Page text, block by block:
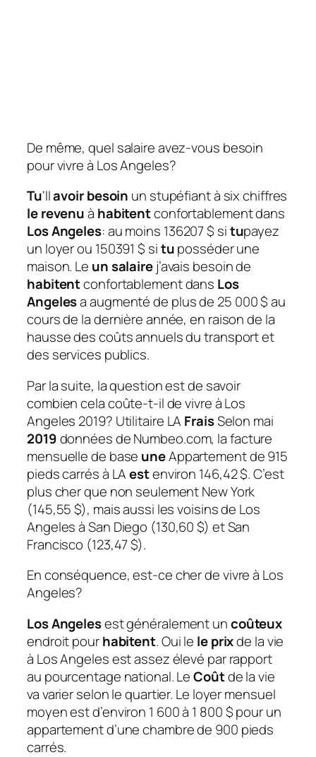
De même, quel salaire avez-vous besoin
pour vivre à Los Angeles?
Tu‘llavoir besoin un stupéfiant à six chiffres
le revenuà habitentconfortablement dans
Los Angeles: au moins 136207 $ situpayez
un loyer ou 150391 $ situposséder une
maison. Le un salairej’avais besoin de
habitentconfortablement dans Los
Angelesa augmenté de plus de 25 000 $ au
cours de la dernière année, en raison de la
hausse des coûts annuels du transport et
des services publics.
Par la suite, la question est de savoir
combien cela coûte-t-il de vivre à Los
Angeles 2019? Utilitaire LA FraisSelon mai
2019données de Numbeo.com, la facture
mensuelle de base uneAppartement de 915
pieds carrés à LAestenviron 146,42 $. C’est
plus cher que non seulement New York
(145,55 $), mais aussi les voisins de Los
Angeles à San Diego (130,60 $) et San
Francisco (123,47 $).
En conséquence, est-ce cher de vivre à Los
Angeles?
Los Angelesest généralement uncoûteux
endroit pourhabitent. Oui le le prixde la vie
à Los Angeles est assez élevé par rapport
au pourcentage national. LeCoûtde la vie
va varier selon le quartier. Le loyer mensuel
moyen est d’environ 1 600 à 1 800 $ pour un
appartement d’une chambre de 900 pieds
carrés.